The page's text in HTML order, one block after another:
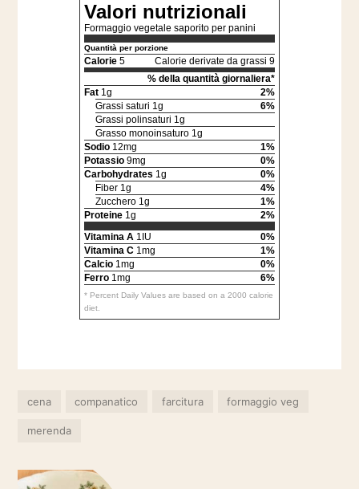
Valori nutrizionali
Formaggio vegetale saporito per panini
Quantità per porzione
Calorie 5
Calorie derivate da grassi 9
% della quantità giornaliera*
Fat 1g
2%
Grassi saturi 1g
6%
Grassi polinsaturi 1g
Grasso monoinsaturo 1g
Sodio 12mg
1%
Potassio 9mg
0%
Carbohydrates 1g
0%
Fiber 1g
4%
Zucchero 1g
1%
Proteine 1g
2%
Vitamina A 1IU
0%
Vitamina C 1mg
1%
Calcio 1mg
0%
Ferro 1mg 6%
* Percent Daily Values are based on a 2000 calorie
diet.
cena companatico farcitura formaggio veg
merenda